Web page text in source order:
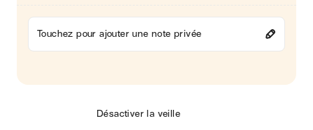
Touchez pour ajouter une note privée
Désactiver la veille